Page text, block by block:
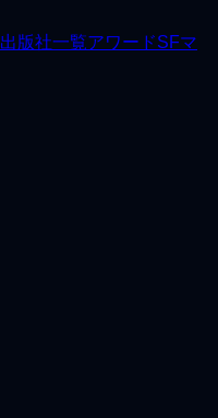
出版社一覧アワードSFマ